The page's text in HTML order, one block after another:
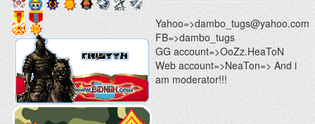
Yahoo=>dambo_tugs@yahoo.com
FB=>dambo_tugs
GG account=>OoZz.HeaToN
Web account=>NeaTon=> And i
am moderator!!!